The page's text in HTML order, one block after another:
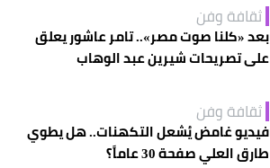
ثقافة وفن
بعد «كلنا صوت مصر».. تامر عاشور يعلق
على تصريحات شيرين عبد الوهاب
ثقافة وفن
فيديو غامض يُشعل التكهنات.. هل يطوي
طارق العلي صفحة 30 عاماً؟